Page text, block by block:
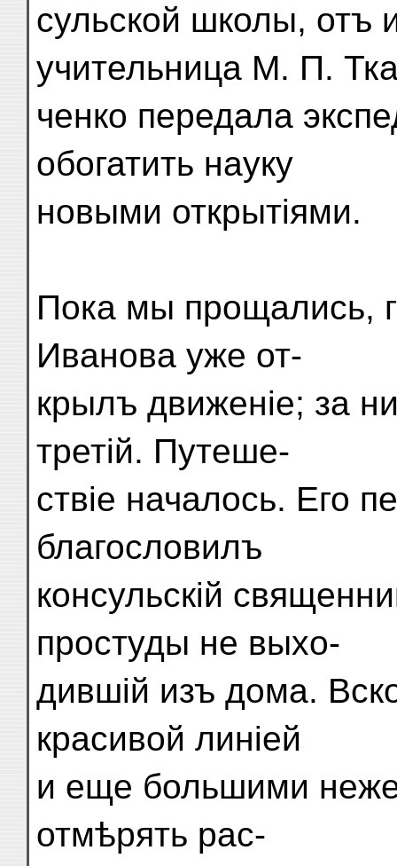
сульской школы, отъ
учительница М. П.
ченко передала
обогатить науку
новыми открытіями.
Пока мы прощались,
Иванова уже от-
крылъ движеніе; за
третій. Путеше-
ствіе началось. Его
благословилъ
консульскій
простуды не выхо-
дившій изъ дома.
красивой линіей
и еще большими
отмѣрять рас-